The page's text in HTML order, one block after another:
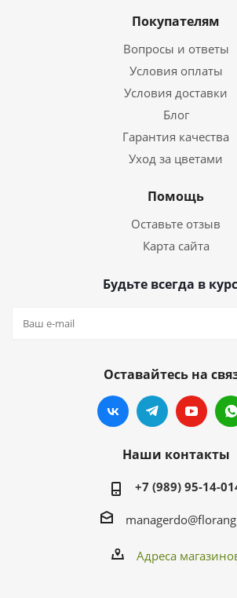
Покупателям
Вопросы и ответы
Условия оплаты
Условия доставки
Блог
Гарантия качества
Уход за цветами
Помощь
Оставьте отзыв
Карта сайта
Будьте всегда в
Оставайтесь на
Наши контакты
+7 (989) 95-14-
Адреса